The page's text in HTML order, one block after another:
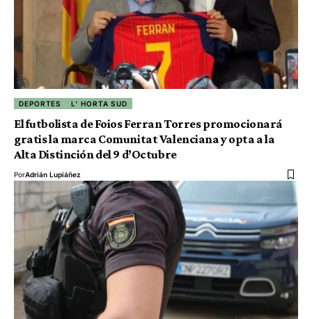
DEPORTES L' HORTA SUD
El futbolista de Foios Ferran Torres promocionará
gratis la marca Comunitat Valenciana y opta a la
Alta Distinción del 9 d’Octubre
PorAdrián Lupiáñez